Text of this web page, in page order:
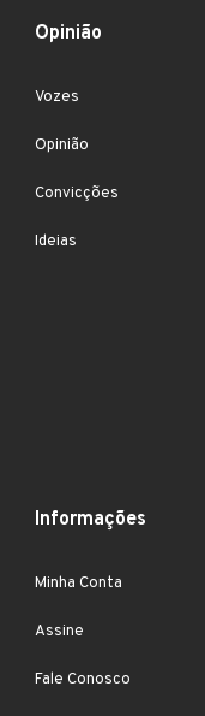
Opinião
Vozes
Opinião
Convicções
Ideias
Informações
Minha Conta
Assine
Fale Conosco